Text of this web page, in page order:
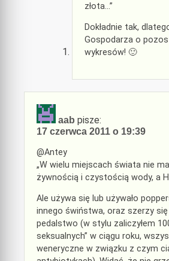
złota…”
Dokładnie tak,
Gospodarza o
wykresów! 🙂
aab pisze:
17 czerwca 2011 o 19:39
@Antey
„W wielu miejscach świata nie
żywnością i czystością wody, a
Ale używa się lub używało
innego świństwa, oraz szerzy
pedalstwo (w stylu zaliczyłem
seksualnych” w ciągu roku,
weneryczne w związku z czym